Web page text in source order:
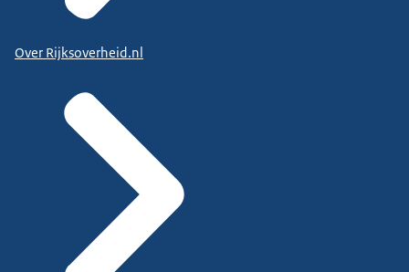
Over Rijksoverheid.nl